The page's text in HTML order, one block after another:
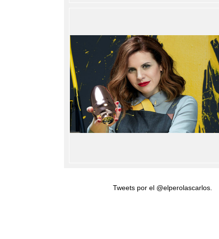
Tweets por el @elperolascarlos.